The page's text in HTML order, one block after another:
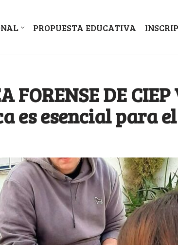
PROPUESTA EDUCATIVA
DE
es esencial para